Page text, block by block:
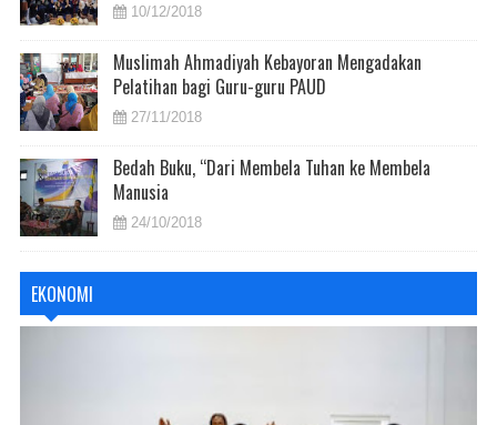
10/12/2018
Muslimah Ahmadiyah Kebayoran Mengadakan
Pelatihan bagi Guru-guru PAUD
27/11/2018
Bedah Buku, “Dari Membela Tuhan ke Membela
Manusia
24/10/2018
EKONOMI